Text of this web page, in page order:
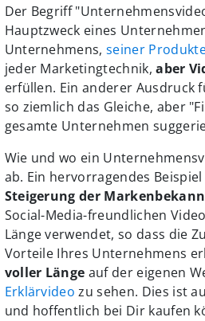
Der Begriff
Hauptzweck eines
Unternehmens,seiner
jeder Marketingtechnik,aber
erfüllen. Ein anderer Ausdruck
so ziemlich das Gleiche, aber
gesamte Unternehmen
Wie und wo ein
ab. Ein hervorragendes
Steigerung der
Social-Media-freundlichen
Länge verwendet, so dass die
Vorteile Ihres Unternehmens
voller Länge auf der eigenen
Erklärvideo zu sehen. Dies ist
und hoffentlich bei Dir kaufen